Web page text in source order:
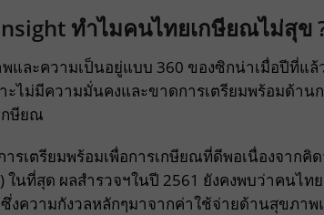
ทำไมคนไทยเกษียณไม่สุข
และความเป็นอยู่แบบ 360 ของซิกน่าเมื่อปีที่แล้
ะไม่มีความมั่นคงและขาดการเตรียมพร้อมด้านก
กษียณ
รเตรียมพร้อมเพื่อการเกษียณที่ดีพอเนื่องจากคิ
ในที่สุด ผลสำรวจฯในปี 2561 ยังคงพบว่าคนไ
ซึ่งความกังวลหลักๆมาจากค่าใช้จ่ายด้านสุขภา